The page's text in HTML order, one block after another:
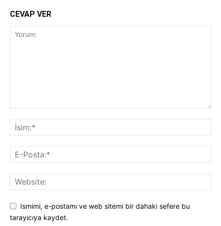
CEVAP VER
Ismimi, e-postamı ve web sitemi bir dahaki sefere bu
tarayıcıya kaydet.